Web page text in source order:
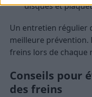
disques et
Un entretien régulier
meilleure prévention.
freins lors de chaque
Conseils pour
des freins